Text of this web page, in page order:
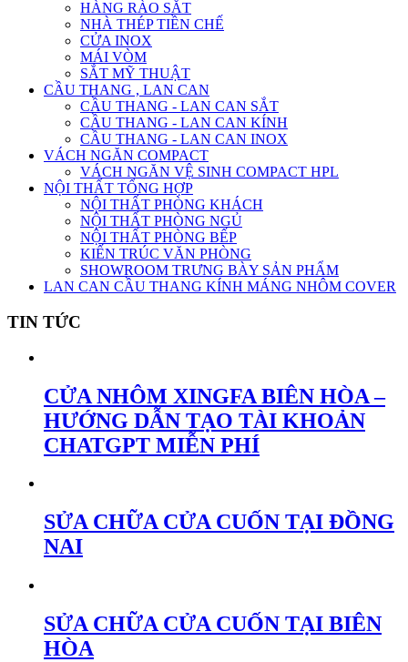
HÀNG RÀO SẮT
NHÀ THÉP TIỀN CHẾ
CỬA INOX
MÁI VÒM
SẮT MỸ THUẬT
CẦU THANG , LAN CAN
CẦU THANG - LAN CAN SẮT
CẦU THANG - LAN CAN KÍNH
CẦU THANG - LAN CAN INOX
VÁCH NGĂN COMPACT
VÁCH NGĂN VỆ SINH COMPACT HPL
NỘI THẤT TỔNG HỢP
NỘI THẤT PHÒNG KHÁCH
NỘI THẤT PHÒNG NGỦ
NỘI THẤT PHÒNG BẾP
KIẾN TRÚC VĂN PHÒNG
SHOWROOM TRƯNG BÀY SẢN PHẨM
LAN CAN CẦU THANG KÍNH MÁNG NHÔM COVER
TIN TỨC
CỬA NHÔM XINGFA BIÊN HÒA –
HƯỚNG DẪN TẠO TÀI KHOẢN
CHATGPT MIỄN PHÍ
SỬA CHỮA CỬA CUỐN TẠI ĐỒNG
NAI
SỬA CHỮA CỬA CUỐN TẠI BIÊN
HÒA